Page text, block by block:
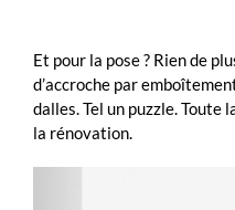
Et pour la pose ? Rien de
d’accroche par
dalles. Tel un puzzle. Toute
la rénovation.